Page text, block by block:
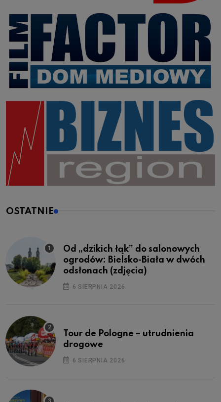
OSTATNIE
Od „dzikich łąk” do salonowych
ogrodów: Bielsko-Biała w dwóch
odsłonach (zdjęcia)
6 SIERPNIA 2026
Tour de Pologne – utrudnienia
drogowe
6 SIERPNIA 2026